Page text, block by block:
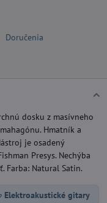
Doručenia
dosku z masívneho
Hmatník a
je osadený
Presys. Nechýba
Farba: Natural Satin.
Elektroakustické gitary